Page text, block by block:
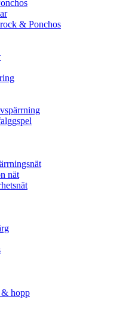
& Ponchos
nät
hopp